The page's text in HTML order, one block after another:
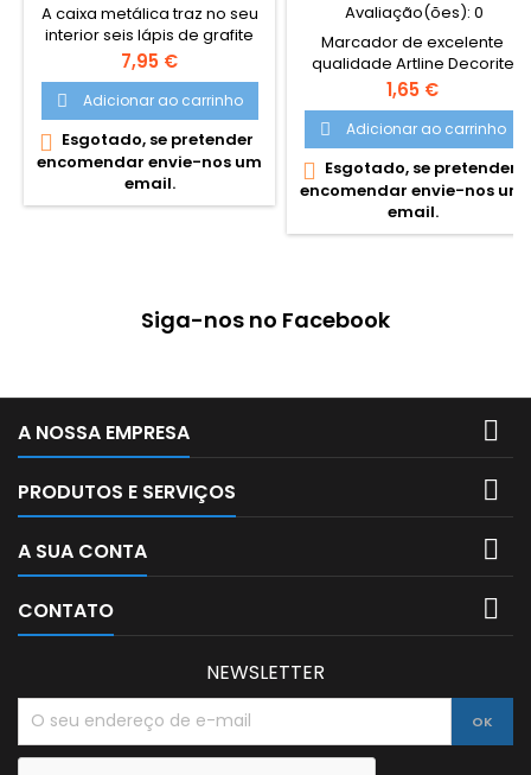
A caixa metálica traz no seu
interior seis lápis de grafite
Faber-Castell 9000 de
elevada qualidade, em
diferentes gradações de
dureza para os mais
variados trabalhos de
desenho, esboço ou escrita:
HB, B, 2B, 4B, 6B e 8B. Os lápis
9000 da Faber-Castell são
Preço
7,95 €
 Adicionar ao carrinho
 Esgotado, se pretender
encomendar envie-nos um
email.
Avaliação(ões): 0
Marcador de excelente
qualidade Artline Decorite
Pincel. Marcador com ponta
tipo pincel, adequado para
utilizar em múltiplas
superfícies. Excelente
desempenho para uso em
trabalhos de decoração,
para colorir e também na
estratificação ou
ou cartão (incluindo cores
Preço
1,65 €
 Adicionar ao carrinho
 Esgotado, se pretender
encomendar envie-nos um
email.
Siga-nos no Facebook
A NOSSA EMPRESA 
PRODUTOS E SERVIÇOS 
A SUA CONTA 
CONTATO 
NEWSLETTER